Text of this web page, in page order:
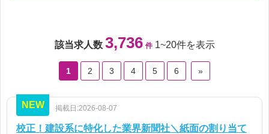
該当求人数 3,736 件 1~20件を表示
1 2 3 4 5 6 »
NEW 掲載日:2026-08-07
校正！建設系に特化した業界新聞社＼紙面の割り当て